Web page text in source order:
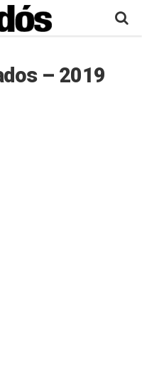
– 2019